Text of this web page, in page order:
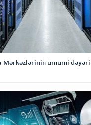
Mərkəzlərinin ümumi